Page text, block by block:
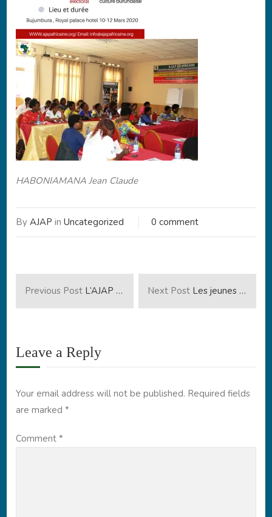
HABONIAMANA Jean Claude
By AJAP in Uncategorized 0 comment
Previous Post L’AJAP reste engagée et dynamique pour appeler les jeunes à changer leurs mentalités en investissant leurs forces dans des travaux édifiant la Nation plutôt qu’à prêter oreille aux semeurs de trouble, de haine et de la zizanie ou à une poignée de politiciens ne visant que leurs propres intérêts. Next PostLes jeunes filles et femmes sont appelés à faire des engagements visant à remédier aux barrières les décourageant à participer suffisamment dans la vie politique du Burundi
Leave a Reply
Your email address will not be published. Required fields
are marked*
Comment*